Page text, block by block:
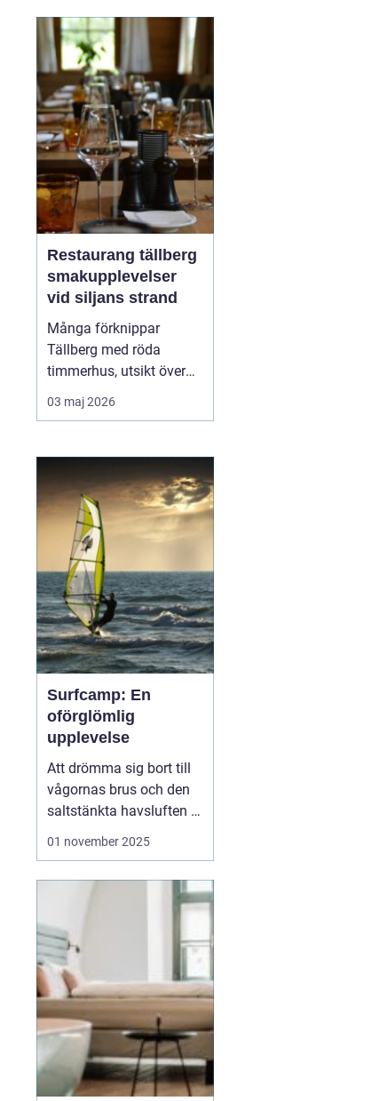
heliga platser och
myllrande städer, mellan
snöklädda bergstoppar
och tropiska stränder.
Med en erfaren res...
Restaurang tällberg
smakupplevelser
vid siljans strand
Många förknippar
Tällberg med röda
timmerhus, utsikt över
Siljan och klassiska
dalatraditioner. Men byn
matdestination. Här
möts resenärer som vill
äta genuint, närodlat och
vällagat utan att tumma
på vare sig kvalitet ell...
03 maj 2026
Surfcamp: En
oförglömlig
upplevelse
Att drömma sig bort till
vågornas brus och den
saltstänkta havsluften är
en längtan många
surfcamp som ett
perfekt alternati...
01 november 2025